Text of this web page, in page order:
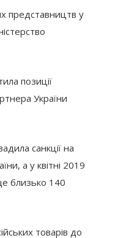
представництв у
позиції
України
санкції на
а у квітні 2019
близько 140
товарів до